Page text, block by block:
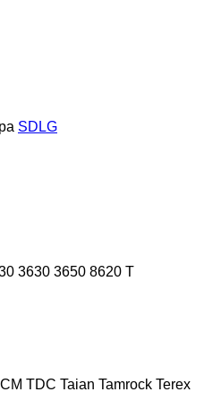
SDLG
3630 3650 8620 T
TDC Taian Tamrock Terex